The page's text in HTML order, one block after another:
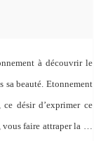
à découvrir le
sa beauté. Etonnement
désir d’exprimer ce
vous faire attraper la …